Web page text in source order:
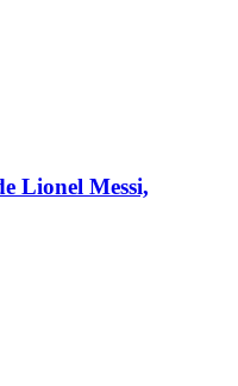
Lionel Messi,